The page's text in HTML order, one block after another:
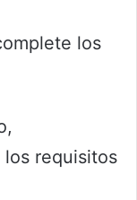
los
requisitos